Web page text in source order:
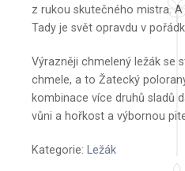
z rukou skutečného mistra.
Tady je svět opravdu v
Výrazněji chmelený ležák se
chmele, a to Žatecký
kombinace více druhů sladů
vůni a hořkost a výbornou
Kategorie: Ležák